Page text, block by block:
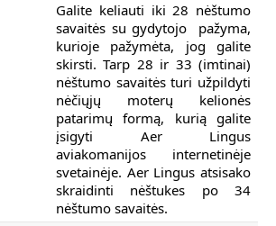
Galite keliauti iki 28 nėštumo
savaitės su gydytojo pažyma,
kurioje pažymėta, jog galite
skirsti. Tarp 28 ir 33 (imtinai)
nėštumo savaitės turi užpildyti
nėčiųjų moterų kelionės
patarimų formą, kurią galite
įsigyti Aer Lingus
aviakomanijos internetinėje
svetainėje. Aer Lingus atsisako
skraidinti nėštukes po 34
nėštumo savaitės.